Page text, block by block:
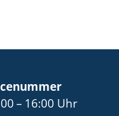
– bis
16:00 Uhr